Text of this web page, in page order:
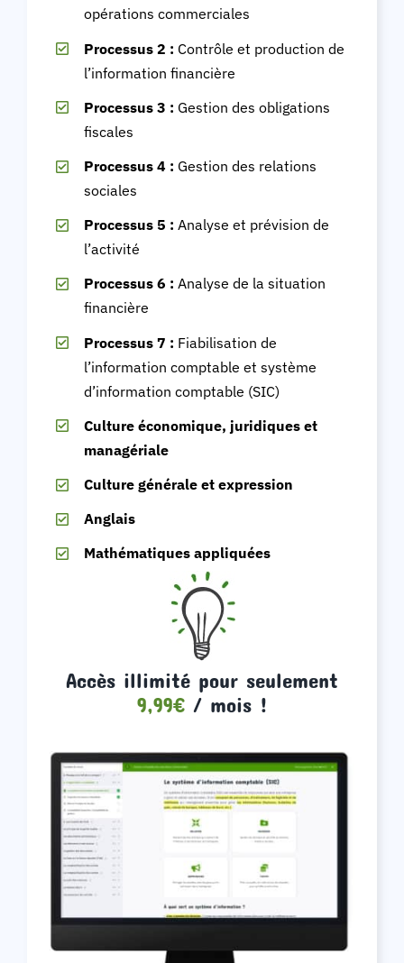
opérations commerciales
Processus 2 : Contrôle et production de
l’information financière
Processus 3 : Gestion des obligations
fiscales
Processus 4 : Gestion des relations
sociales
Processus 5 : Analyse et prévision de
l’activité
Processus 6 : Analyse de la situation
financière
Processus 7 : Fiabilisation de
l’information comptable et système
d’information comptable (SIC)
Culture économique, juridiques et
managériale
Culture générale et expression
Anglais
Mathématiques appliquées
Accès illimité pour seulement
9,99€/ mois !